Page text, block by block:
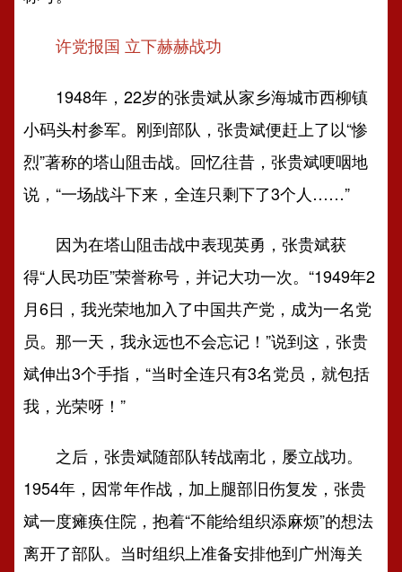
许党报国 立下赫赫战功
1948年，22岁的张贵斌从家乡海城市西柳镇
小码头村参军。刚到部队，张贵斌便赶上了以“惨
烈”著称的塔山阻击战。回忆往昔，张贵斌哽咽地
说，“一场战斗下来，全连只剩下了3个人……”
因为在塔山阻击战中表现英勇，张贵斌获
得“人民功臣”荣誉称号，并记大功一次。“1949年2
月6日，我光荣地加入了中国共产党，成为一名党
员。那一天，我永远也不会忘记！”说到这，张贵
斌伸出3个手指，“当时全连只有3名党员，就包括
我，光荣呀！”
之后，张贵斌随部队转战南北，屡立战功。
1954年，因常年作战，加上腿部旧伤复发，张贵
斌一度瘫痪住院，抱着“不能给组织添麻烦”的想法
离开了部队。当时组织上准备安排他到广州海关